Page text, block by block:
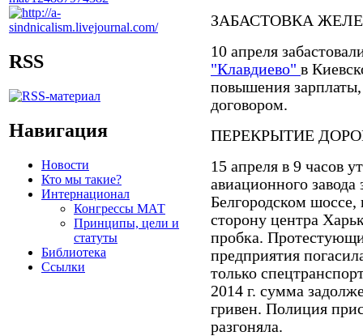
RSS
Навигация
Новости
Кто мы такие?
Интернационал
Конгрессы МАТ
Принципы, цели и
статуты
Библиотека
Ссылки
ЗАБАСТОВКА
10 апреля
"Клавдиево" в
повышения
договором.
ПЕРЕКРЫТИЕ
15 апреля в 9 часов
авиационного
Белгородском
сторону центра
пробка.
предприятия
только
2014 г. сумма
гривен. Полиция
разгоняла.